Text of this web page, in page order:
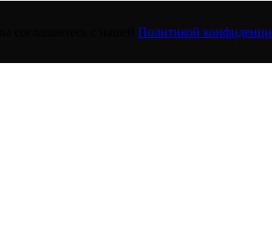
Политикой